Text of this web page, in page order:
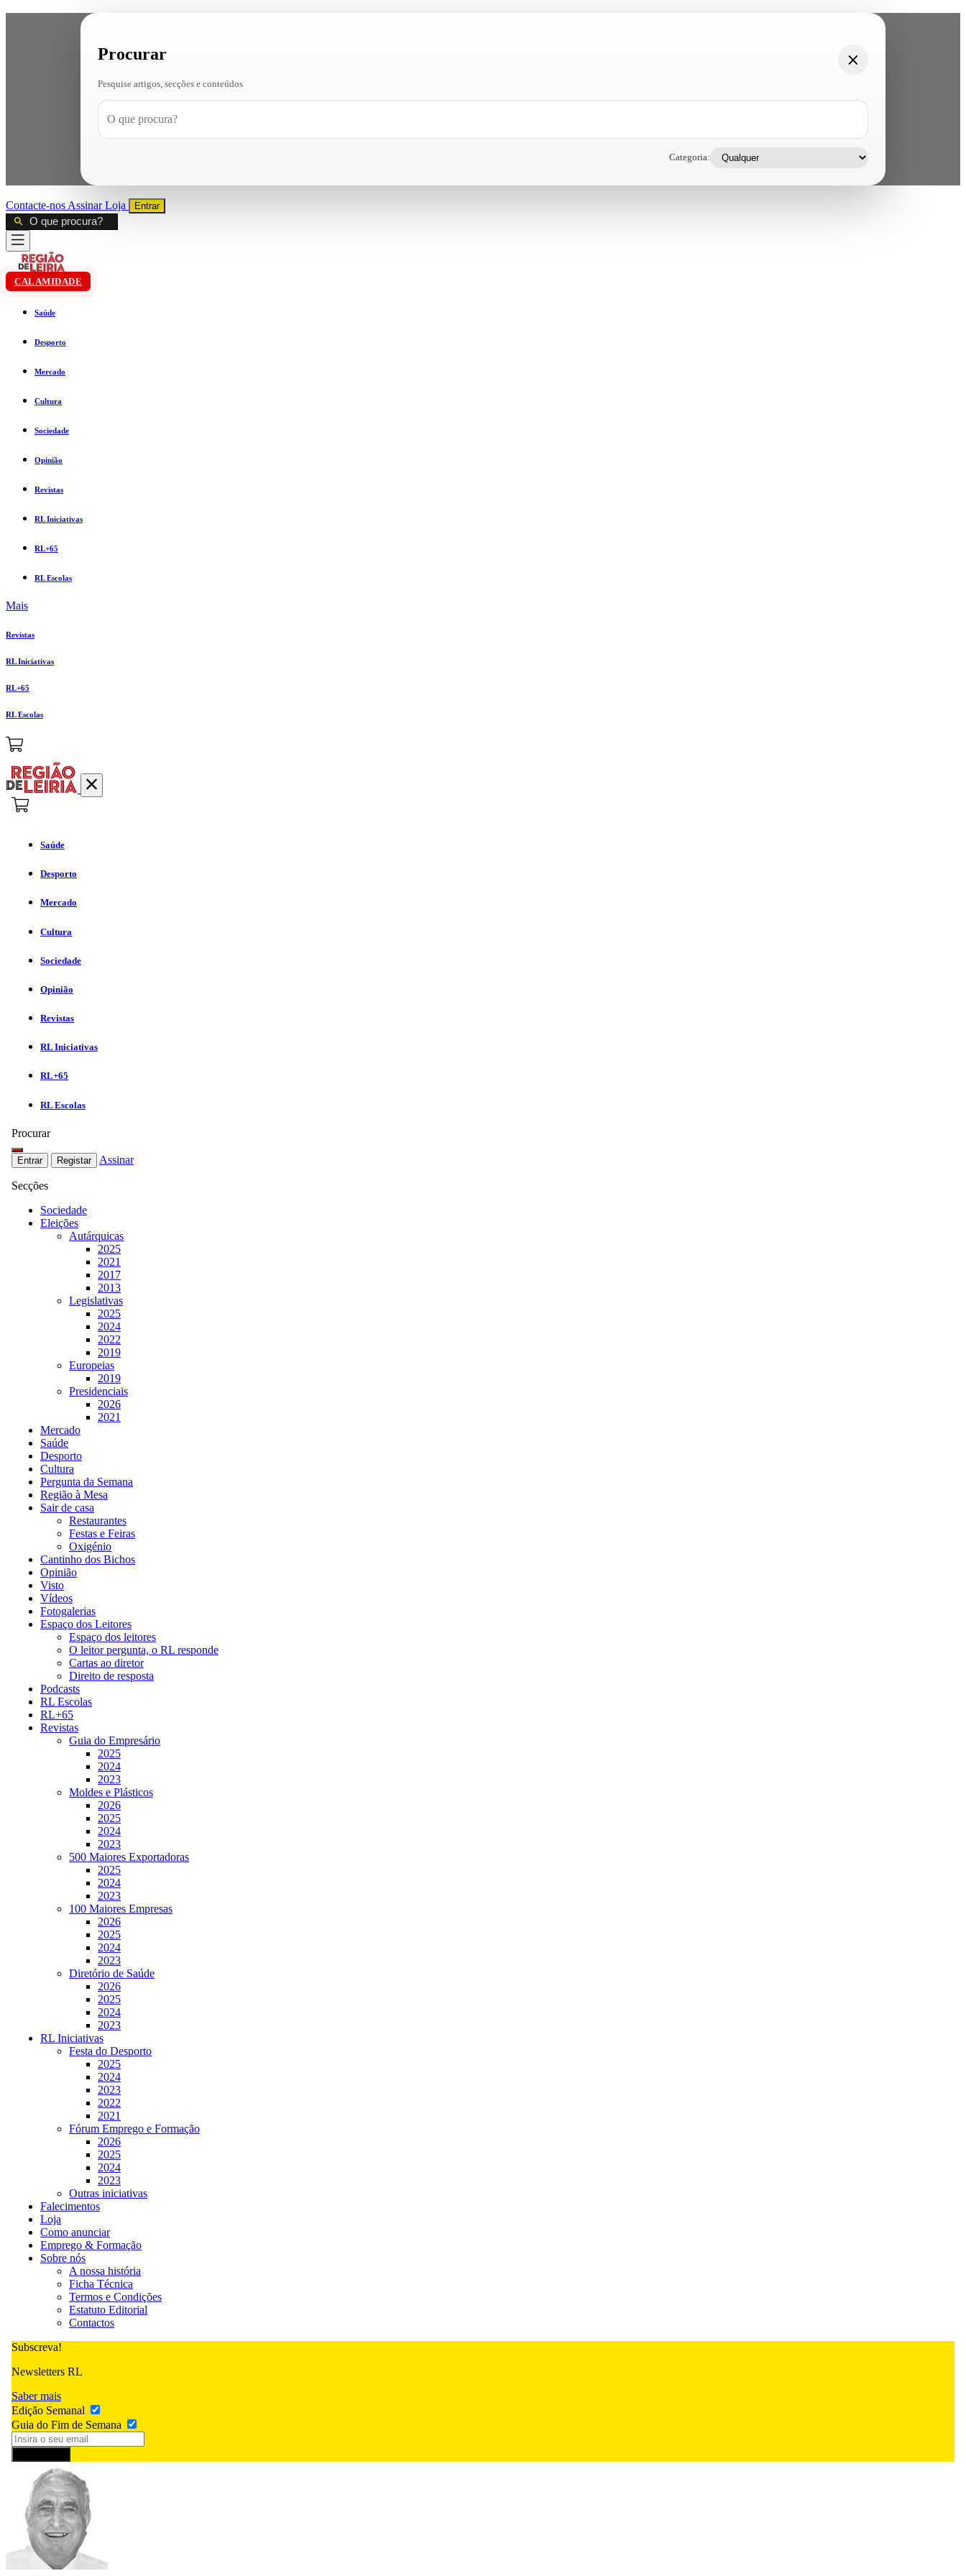
Procurar
Pesquise artigos, secções e conteúdos
Categoria:
Contacte-nos AssinarLoja Entrar
CALAMIDADE
Saúde
Desporto
Mercado
Cultura
Sociedade
Opinião
Revistas
RL Iniciativas
RL+65
RL Escolas
Mais
Revistas
RL Iniciativas
RL+65
RL Escolas
Saúde
Desporto
Mercado
Cultura
Sociedade
Opinião
Revistas
RL Iniciativas
RL+65
RL Escolas
Procurar
Entrar Registar Assinar
Secções
Sociedade
Eleições
Autárquicas
2025
2021
2017
2013
Legislativas
2025
2024
2022
2019
Europeias
2019
Presidenciais
2026
2021
Mercado
Saúde
Desporto
Cultura
Pergunta da Semana
Região à Mesa
Sair de casa
Restaurantes
Festas e Feiras
Oxigénio
Cantinho dos Bichos
Opinião
Visto
Vídeos
Fotogalerias
Espaço dos Leitores
Espaço dos leitores
O leitor pergunta, o RL responde
Cartas ao diretor
Direito de resposta
Podcasts
RL Escolas
RL+65
Revistas
Guia do Empresário
2025
2024
2023
Moldes e Plásticos
2026
2025
2024
2023
500 Maiores Exportadoras
2025
2024
2023
100 Maiores Empresas
2026
2025
2024
2023
Diretório de Saúde
2026
2025
2024
2023
RL Iniciativas
Festa do Desporto
2025
2024
2023
2022
2021
Fórum Emprego e Formação
2026
2025
2024
2023
Outras iniciativas
Falecimentos
Loja
Como anunciar
Emprego & Formação
Sobre nós
A nossa história
Ficha Técnica
Termos e Condições
Estatuto Editorial
Contactos
Subscreva!
Newsletters RL
Saber mais
Edição Semanal
Guia do Fim de Semana